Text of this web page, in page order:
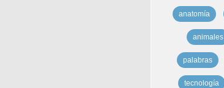
anatomía
animales
palabras
tecnología